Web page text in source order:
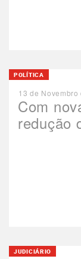
Com
redução
POLÍTICA
13 de Novembro
JUDICIÁRIO